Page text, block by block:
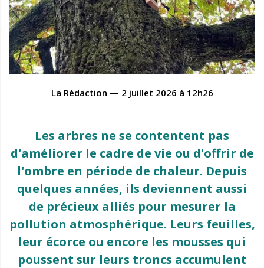
La Rédaction — 2 juillet 2026 à 12h26
Les arbres ne se contentent pas
d'améliorer le cadre de vie ou d'offrir de
l'ombre en période de chaleur. Depuis
quelques années, ils deviennent aussi
de précieux alliés pour mesurer la
pollution atmosphérique. Leurs feuilles,
leur écorce ou encore les mousses qui
poussent sur leurs troncs accumulent